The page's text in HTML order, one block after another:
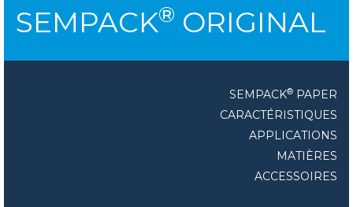
SEMPACK® ORIGINAL
SEMPACK® PAPER
CARACTÉRISTIQUES
APPLICATIONS
MATIÈRES
ACCESSOIRES